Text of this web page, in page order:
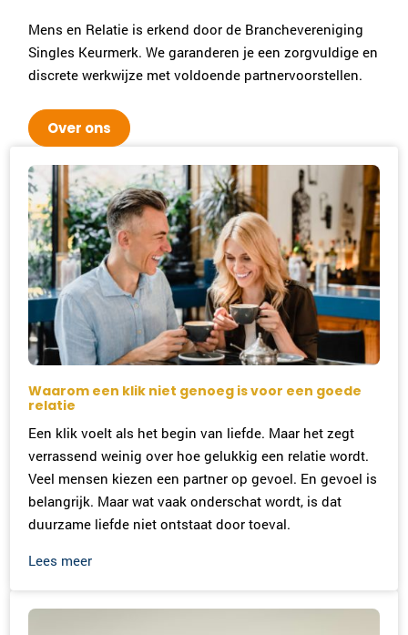
Waarom een klik niet genoeg is voor een goede
relatie
Een klik voelt als het begin van liefde. Maar het zegt
verrassend weinig over hoe gelukkig een relatie wordt.
Veel mensen kiezen een partner op gevoel. En gevoel is
belangrijk. Maar wat vaak onderschat wordt, is dat
duurzame liefde niet ontstaat door toeval.
Lees meer
Mens en Relatie is erkend door de Branchevereniging
Singles Keurmerk. We garanderen je een zorgvuldige en
discrete werkwijze met voldoende partnervoorstellen.
Over ons